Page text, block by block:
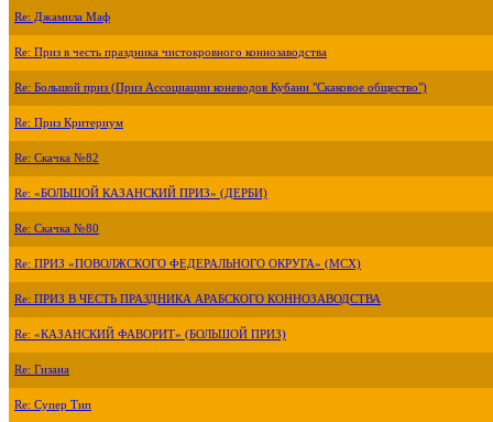
Re: Джамила Маф
Re: Приз в честь праздника чистокровного коннозаводства
Re: Большой приз (Приз Ассоциации коневодов Кубани "Скаковое общество")
Re: Приз Критериум
Re: Скачка №82
Re: «БОЛЬШОЙ КАЗАНСКИЙ ПРИЗ» (ДЕРБИ)
Re: Скачка №80
Re: ПРИЗ «ПОВОЛЖСКОГО ФЕДЕРАЛЬНОГО ОКРУГА» (МСХ)
Re: ПРИЗ В ЧЕСТЬ ПРАЗДНИКА АРАБСКОГО КОННОЗАВОДСТВА
Re: «КАЗАНСКИЙ ФАВОРИТ» (БОЛЬШОЙ ПРИЗ)
Re: Гизана
Re: Супер Тип